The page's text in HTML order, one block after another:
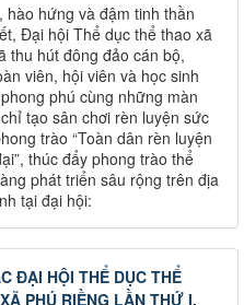
hào hứng và đậm tinh thần
Đại hội Thể dục thể thao xã
thu hút đông đảo cán bộ,
viên, hội viên và học sinh
phú cùng những màn
tạo sân chơi rèn luyện sức
trào “Toàn dân rèn luyện
thúc đẩy phong trào thể
phát triển sâu rộng trên địa
tại đại hội:
ĐẠI HỘI THỂ DỤC THỂ
PHÚ RIỀNG LẦN THỨ I,